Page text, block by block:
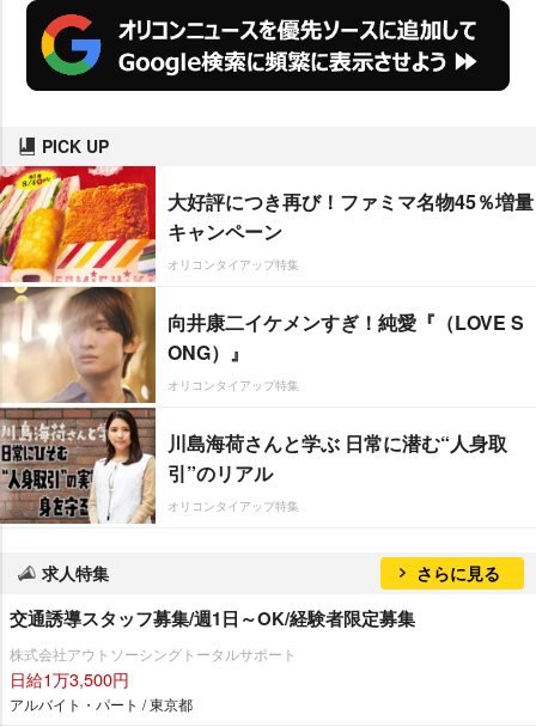
PICK UP
大好評につき再び！ファミマ名物45％増量
キャンペーン
オリコンタイアップ特集
向井康二イケメンすぎ！純愛『（LOVE S
ONG）』
オリコンタイアップ特集
川島海荷さんと学ぶ 日常に潜む“人身取
引”のリアル
オリコンタイアップ特集
求人特集 さらに見る
交通誘導スタッフ募集/週1日～OK/経験者限定募集
株式会社アウトソーシングトータルサポート
日給1万3,500円
アルバイト・パート / 東京都